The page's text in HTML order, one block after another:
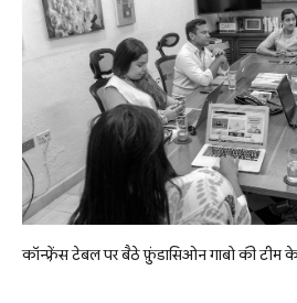
कॉन्फ़्रेंस टेबल पर बैठे फ़ुंडासिओन गाबो की टीम